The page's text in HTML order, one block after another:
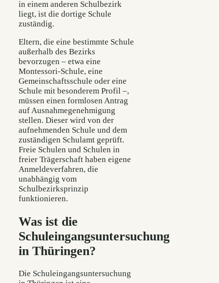
in einem anderen Schulbezirk
liegt, ist die dortige Schule
zuständig.
Eltern, die eine bestimmte Schule
außerhalb des Bezirks
bevorzugen – etwa eine
Montessori-Schule, eine
Gemeinschaftsschule oder eine
Schule mit besonderem Profil –,
müssen einen formlosen Antrag
auf Ausnahmegenehmigung
stellen. Dieser wird von der
aufnehmenden Schule und dem
zuständigen Schulamt geprüft.
Freie Schulen und Schulen in
freier Trägerschaft haben eigene
Anmeldeverfahren, die
unabhängig vom
Schulbezirksprinzip
funktionieren.
Was ist die
Schuleingangsuntersuchung
in Thüringen?
Die Schuleingangsuntersuchung